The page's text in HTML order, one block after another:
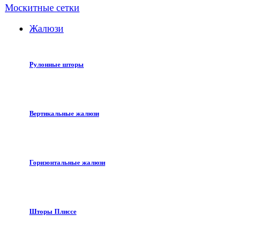
Москитные сетки
Жалюзи
Рулонные шторы
Вертикальные жалюзи
Горизонтальные жалюзи
Шторы Плиссе